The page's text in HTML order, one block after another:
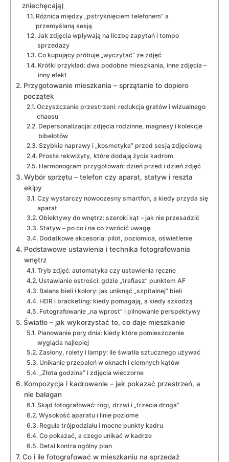
zniechęcają)
Różnica między „pstryknięciem telefonem” a
przemyślaną sesją
Jak zdjęcia wpływają na liczbę zapytań i tempo
sprzedaży
Co kupujący próbuje „wyczytać” ze zdjęć
Krótki przykład: dwa podobne mieszkania, inne zdjęcia –
inny efekt
Przygotowanie mieszkania – sprzątanie to dopiero
początek
Oczyszczanie przestrzeni: redukcja gratów i wizualnego
chaosu
Depersonalizacja: zdjęcia rodzinne, magnesy i kolekcje
bibelotów
Szybkie naprawy i „kosmetyka” przed sesją zdjęciową
Proste rekwizyty, które dodają życia kadrom
Harmonogram przygotowań: dzień przed i dzień zdjęć
Wybór sprzętu – telefon czy aparat, statyw i reszta
ekipy
Czy wystarczy nowoczesny smartfon, a kiedy przyda się
aparat
Obiektywy do wnętrz: szeroki kąt – jak nie przesadzić
Statyw – po co i na co zwrócić uwagę
Dodatkowe akcesoria: pilot, poziomica, oświetlenie
Podstawowe ustawienia i technika fotografowania
wnętrz
Tryb zdjęć: automatyka czy ustawienia ręczne
Ustawianie ostrości: gdzie „trafiasz” punktem AF
Balans bieli i kolory: jak uniknąć „szpitalnej” bieli
HDR i bracketing: kiedy pomagają, a kiedy szkodzą
Fotografowanie „na wprost” i pilnowanie perspektywy
Światło – jak wykorzystać to, co daje mieszkanie
Planowanie pory dnia: kiedy które pomieszczenie
wygląda najlepiej
Zasłony, rolety i lampy: ile światła sztucznego używać
Unikanie przepaleń w oknach i ciemnych kątów
„Złota godzina” i zdjęcia wieczorne
Kompozycja i kadrowanie – jak pokazać przestrzeń, a
nie bałagan
Skąd fotografować: rogi, drzwi i „trzecia droga”
Wysokość aparatu i linie poziome
Reguła trójpodziału i mocne punkty kadru
Co pokazać, a czego unikać w kadrze
Detal kontra ogólny plan
Co i ile fotografować w mieszkaniu na sprzedaż